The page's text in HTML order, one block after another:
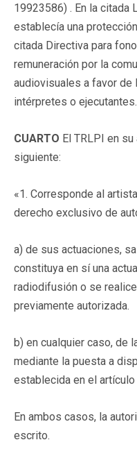
19923586) . En la citada
establecía una
citada Directiva para
remuneración por la
audiovisuales a favor
intérpretes o ejecutantes.
CUARTO El TRLPI en
siguiente:
«1. Corresponde al
derecho exclusivo de
a) de sus actuaciones,
constituya en sí una
radiodifusión o se
previamente autorizada.
b) en cualquier caso, de
mediante la puesta a
establecida en el artículo
En ambos casos, la
escrito.